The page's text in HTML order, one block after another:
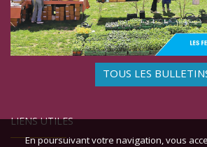
TOUS LES
LIENS UTILES
En poursuivant votre navigation, vous